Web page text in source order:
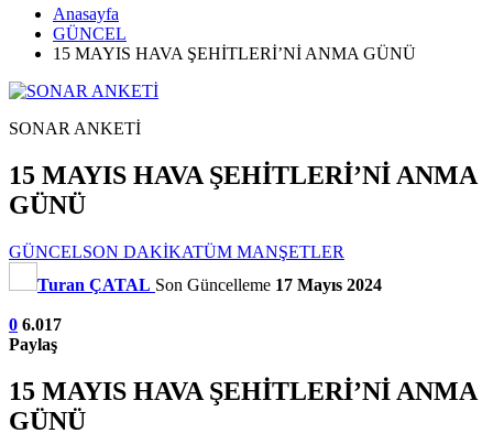
Anasayfa
GÜNCEL
15 MAYIS HAVA ŞEHİTLERİ’Nİ ANMA GÜNÜ
SONAR ANKETİ
15 MAYIS HAVA ŞEHİTLERİ’Nİ ANMA
GÜNÜ
GÜNCELSON DAKİKATÜM MANŞETLER
Turan ÇATAL Son Güncelleme 17 Mayıs 2024
0 6.017
Paylaş
15 MAYIS HAVA ŞEHİTLERİ’Nİ ANMA
GÜNÜ